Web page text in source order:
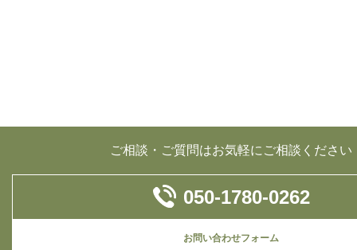
ご相談・ご質問はお気軽にご相談ください
050-1780-0262
お問い合わせフォーム